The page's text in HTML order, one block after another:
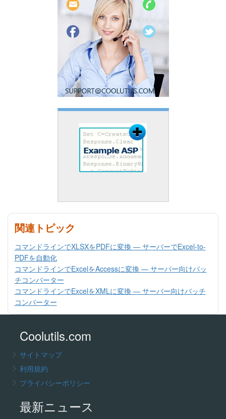
関連トピック
コマンドラインでXLSXをPDFに変換 — サーバーでExcel-to-
PDFを自動化
コマンドラインでExcelをAccessに変換 — サーバー向けバッ
チコンバーター
コマンドラインでExcelをXMLに変換 — サーバー向けバッチ
コンバーター
Coolutils.com
サイトマップ
利用規約
プライバシーポリシー
最新ニュース